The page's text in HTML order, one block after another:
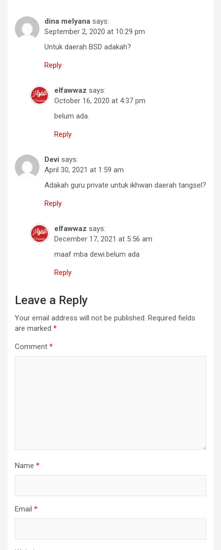
dina melyana says:
September 2, 2020 at 10:29 pm
Untuk daerah BSD adakah?
Reply
elfawwaz says:
October 16, 2020 at 4:37 pm
belum ada.
Reply
Devi says:
April 30, 2021 at 1:59 am
Adakah guru private untuk ikhwan daerah tangsel?
Reply
elfawwaz says:
December 17, 2021 at 5:56 am
maaf mba dewi.belum ada
Reply
Leave a Reply
Your email address will not be published. Required fields
are marked *
Comment *
Name *
Email *